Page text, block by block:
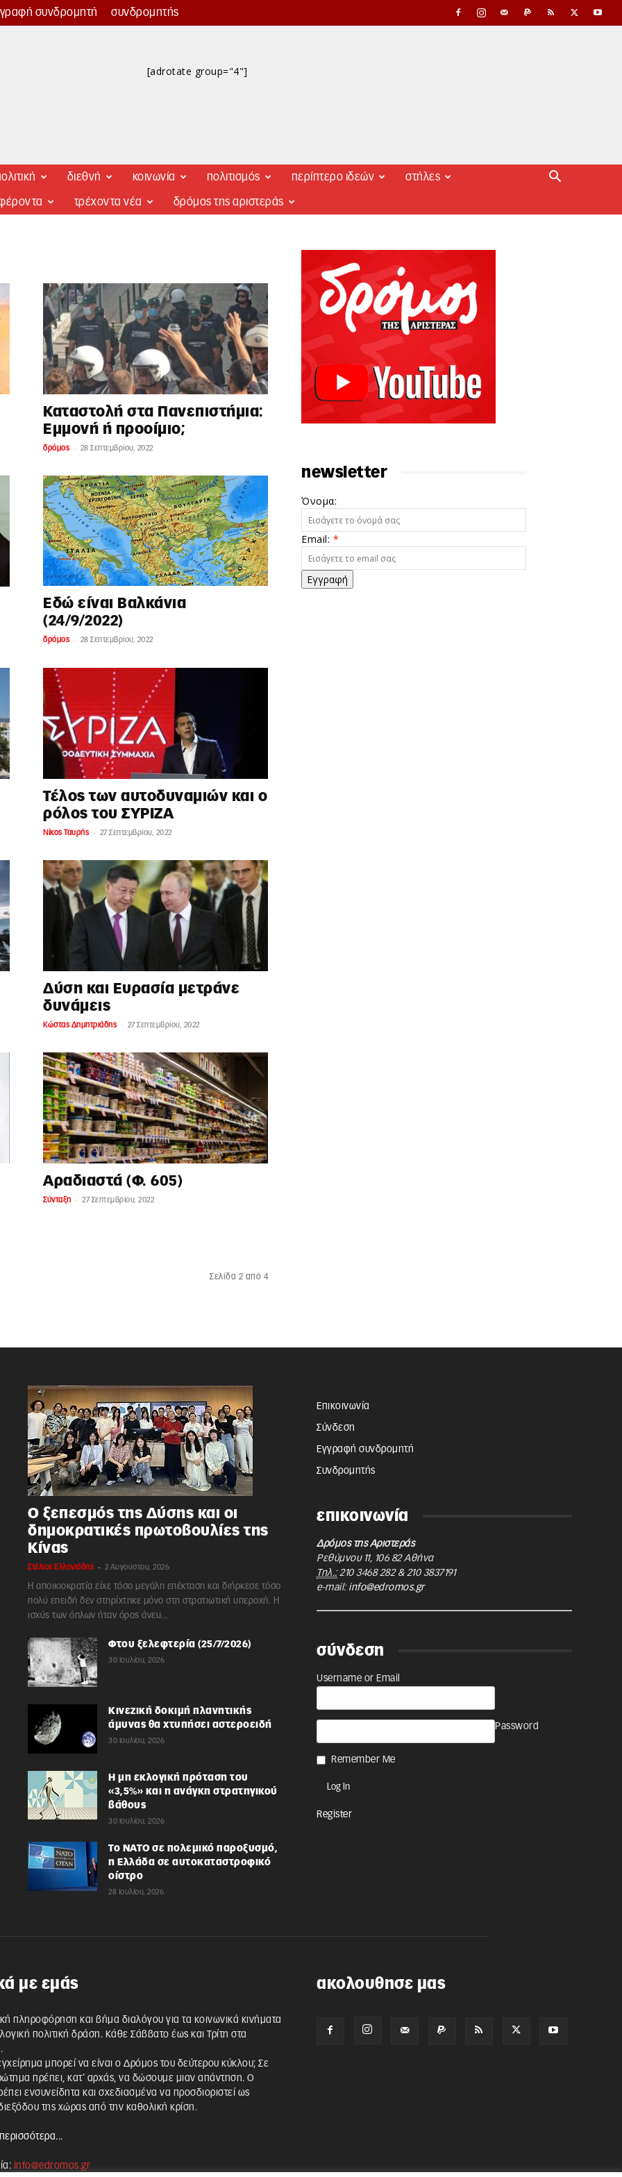
συνδρομητή συνδρομητής
[adrotate group="4"]
διεθνή κοινωνία πολιτισμός περίπτερο ιδεών στήλες
τρέχοντα νέα δρόμος της αριστεράς
Καταστολή στα Πανεπιστήμια:
Εμμονή ή προοίμιο;
δρόμος - 28 Σεπτεμβρίου, 2022
Εδώ είναι Βαλκάνια
(24/9/2022)
δρόμος - 28 Σεπτεμβρίου, 2022
Τέλος των αυτοδυναμιών και ο
ρόλος του ΣΥΡΙΖΑ
Νίκος Ταυρής - 27 Σεπτεμβρίου, 2022
Δύση και Ευρασία μετράνε
δυνάμεις
Kώστας Δημητριάδης - 27 Σεπτεμβρίου, 2022
Αραδιαστά (Φ. 605)
Σύνταξη - 27 Σεπτεμβρίου, 2022
Σελίδα 2 από 4
newsletter
Όνομα:
Email: *
Εγγραφή
Ο ξεπεσμός της Δύσης και οι
δημοκρατικές πρωτοβουλίες της
Κίνας
Στέλιος Ελληνιάδης - 2 Αυγούστου, 2026
Η αποικιοκρατία είχε τόσο μεγάλη επέκταση και διήρκεσε τόσο
πολύ επειδή δεν στηρίχτηκε μόνο στη στρατιωτική υπεροχή. Η
ισχύς των όπλων ήταν όρος άνευ...
Φτου ξελεφτερία (25/7/2026)
30 Ιουλίου, 2026
Κινεζική δοκιμή πλανητικής
άμυνας θα χτυπήσει αστεροειδή
30 Ιουλίου, 2026
Η μη εκλογική πρόταση του
«3,5%» και η ανάγκη στρατηγικού
βάθους
30 Ιουλίου, 2026
Το ΝΑΤΟ σε πολεμικό παροξυσμό,
η Ελλάδα σε αυτοκαταστροφικό
οίστρο
28 Ιουλίου, 2026
Επικοινωνία
Σύνδεση
Εγγραφή συνδρομητή
Συνδρομητής
επικοινωνία
Δρόμος της Αριστεράς
Ρεθύμνου 11, 106 82 Αθήνα
Τηλ.: 210 3468 282& 210 3837191
e-mail: info@edromos.gr
σύνδεση
Username or Email
Password
Remember Me
Register
με εμάς
πληροφόρηση και βήμα διαλόγου για τα κοινωνικά κινήματα
πολιτική δράση. Κάθε Σάββατο έως και Τρίτη στα
μπορεί να είναι ο Δρόμος του δεύτερου κύκλου; Σε
πρέπει, κατ’ αρχάς, να δώσουμε μιαν απάντηση. Ο
ενσυνείδητα και σχεδιασμένα να προσδιοριστεί ως
της χώρας από την καθολική κρίση.
info@edromos.gr
ακολουθησε μας